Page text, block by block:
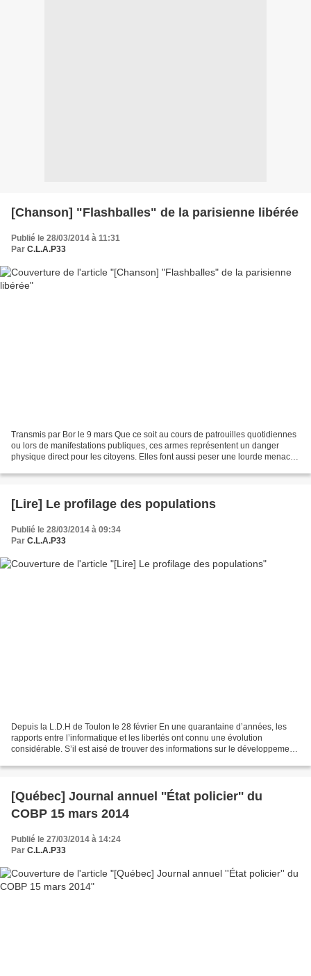
[Chanson] "Flashballes" de la parisienne libérée
Publié le 28/03/2014 à 11:31
Par C.L.A.P33
Transmis par Bor le 9 mars Que ce soit au cours de patrouilles quotidiennes
ou lors de manifestations publiques, ces armes représentent un danger
physique direct pour les citoyens. Elles font aussi peser une lourde menace
[Lire] Le profilage des populations
Publié le 28/03/2014 à 09:34
Par C.L.A.P33
Depuis la L.D.H de Toulon le 28 février En une quarantaine d’années, les
rapports entre l’informatique et les libertés ont connu une évolution
considérable. S’il est aisé de trouver des informations sur le développement
[Québec] Journal annuel ''État policier'' du
COBP 15 mars 2014
Publié le 27/03/2014 à 14:24
Par C.L.A.P33